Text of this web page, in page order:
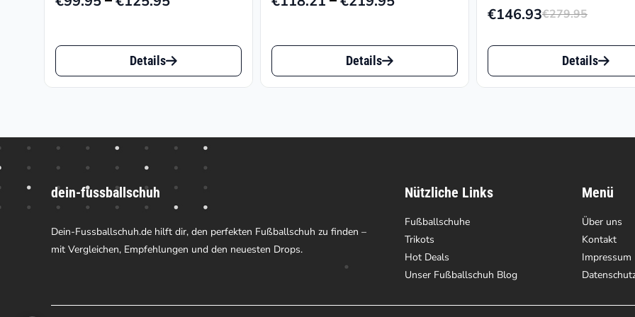
Preisspanne:
bis
€125.95
Dieses
Produkt
Varianten
auf.
Die
Optionen
können
der
Details
Preisspanne:
bis
Dieses
Produkt
Optionen
können
der
Details
€279.95
Preis
war:
€146.93
Preis
ist:
Dieses
Produkt
Die
auf
der
Details
dein-fussballschuh
Dein-Fussballschuh.de hilft dir, den perfekten Fußballschuh zu finden –
mit Vergleichen, Empfehlungen und den neuesten Drops.
Nützliche Links
Fußballschuhe
Trikots
Hot Deals
Unser Fußballschuh Blog
Menü
Über uns
Kontakt
Impressum